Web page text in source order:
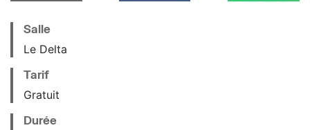
Salle
Le Delta
Tarif
Gratuit
Durée